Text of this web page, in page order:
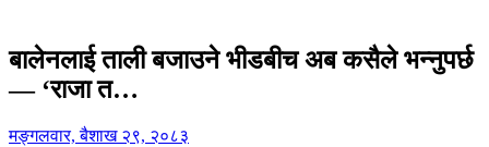
बालेनलाई ताली बजाउने भीडबीच अब कसैले भन्नुपर्छ
— ‘राजा त…
मङ्गलवार, बैशाख २९, २०८३